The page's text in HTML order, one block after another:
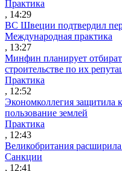
Практика
, 14:29
ВС Швеции подтвердил
Международная практика
, 13:27
Минфин планирует
строительстве по их
Практика
, 12:52
Экономколлегия защитила
пользование землей
Практика
, 12:43
Великобритания
Санкции
, 12:41